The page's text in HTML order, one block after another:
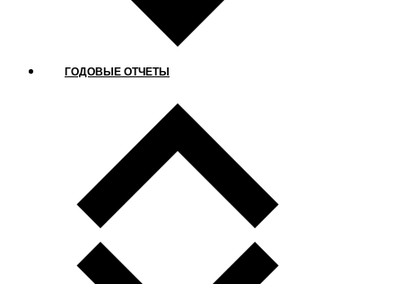
ГОДОВЫЕ ОТЧЕТЫ